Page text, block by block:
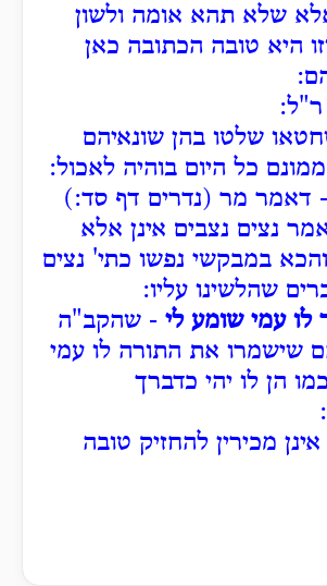
שלא תהא אומה ולשון
היא טובה הכתובה כאן
שלטו בהן שונאיהם
כל היום בוהיה לאכול:
- דאמר מר (נדרים דף סד:)
נצים נצבים אינן אלא
במבקשי נפשו כתי' נצים
שהלשינו עליו:
לו עמי שומע לי - שהקב"ה
שישמרו את התורה לו עמי
הן לו יהי כדברך
מכירין להחזיק טובה